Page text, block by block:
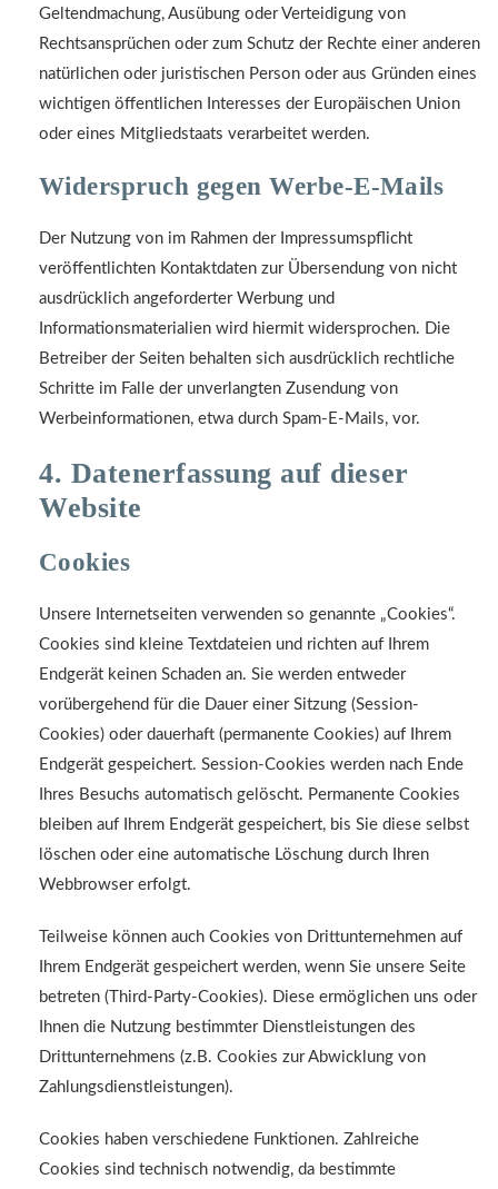
Geltendmachung, Ausübung oder Verteidigung von
Rechtsansprüchen oder zum Schutz der Rechte einer anderen
natürlichen oder juristischen Person oder aus Gründen eines
wichtigen öffentlichen Interesses der Europäischen Union
oder eines Mitgliedstaats verarbeitet werden.
Widerspruch gegen Werbe-E-Mails
Der Nutzung von im Rahmen der Impressumspflicht
veröffentlichten Kontaktdaten zur Übersendung von nicht
ausdrücklich angeforderter Werbung und
Informationsmaterialien wird hiermit widersprochen. Die
Betreiber der Seiten behalten sich ausdrücklich rechtliche
Schritte im Falle der unverlangten Zusendung von
Werbeinformationen, etwa durch Spam-E-Mails, vor.
4. Datenerfassung auf dieser
Website
Cookies
Unsere Internetseiten verwenden so genannte „Cookies“.
Cookies sind kleine Textdateien und richten auf Ihrem
Endgerät keinen Schaden an. Sie werden entweder
vorübergehend für die Dauer einer Sitzung (Session-
Cookies) oder dauerhaft (permanente Cookies) auf Ihrem
Endgerät gespeichert. Session-Cookies werden nach Ende
Ihres Besuchs automatisch gelöscht. Permanente Cookies
bleiben auf Ihrem Endgerät gespeichert, bis Sie diese selbst
löschen oder eine automatische Löschung durch Ihren
Webbrowser erfolgt.
Teilweise können auch Cookies von Drittunternehmen auf
Ihrem Endgerät gespeichert werden, wenn Sie unsere Seite
betreten (Third-Party-Cookies). Diese ermöglichen uns oder
Ihnen die Nutzung bestimmter Dienstleistungen des
Drittunternehmens (z.B. Cookies zur Abwicklung von
Zahlungsdienstleistungen).
Cookies haben verschiedene Funktionen. Zahlreiche
Cookies sind technisch notwendig, da bestimmte